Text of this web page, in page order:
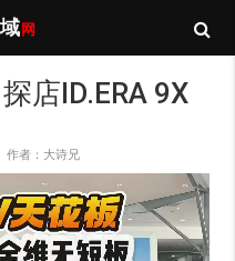
网
店ID.ERA 9X
作者：大诗兄